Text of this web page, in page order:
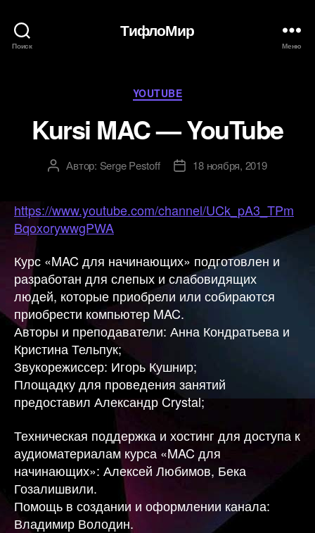
Поиск
ТифлоМир
Меню
Рубрики
YOUTUBE
Kursi MAC — YouTube
АвторАвтор: Serge Pestoff
Дата18 ноября, 2019
https://www.youtube.com/channel/UCk_pA3_TPm
BqoxorywwgPWA
Курс «MAC для начинающих» подготовлен и
разработан для слепых и слабовидящих
людей, которые приобрели или собираются
приобрести компьютер MAC.
Авторы и преподаватели: Анна Кондратьева и
Кристина Тельпук;
Звукорежиссер: Игорь Кушнир;
Площадку для проведения занятий
предоставил Александр Crystal;
Техническая поддержка и хостинг для доступа к
аудиоматериалам курса «MAC для
начинающих»: Алексей Любимов, Бека
Гозалишвили.
Помощь в создании и оформлении канала:
Владимир Володин.